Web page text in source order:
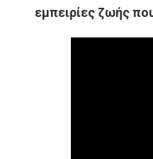
εμπειρίες ζωής